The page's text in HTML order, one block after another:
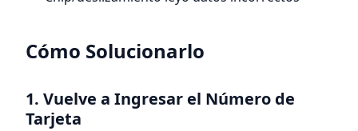
Cómo Solucionarlo
1. Vuelve a Ingresar el Número de
Tarjeta